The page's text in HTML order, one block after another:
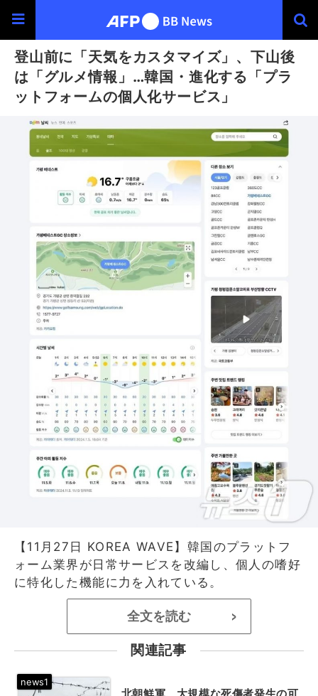
登山前に「天気をカスタマイズ」、下山後
は「グルメ情報」…韓国・進化する「プラ
ットフォームの個人化サービス」
【11月27日 KOREA WAVE】韓国のプラットフ
ォーム業界が日常サービスを改編し、個人の嗜好
に特化した機能に力を入れている。
全文を読む >
関連記事